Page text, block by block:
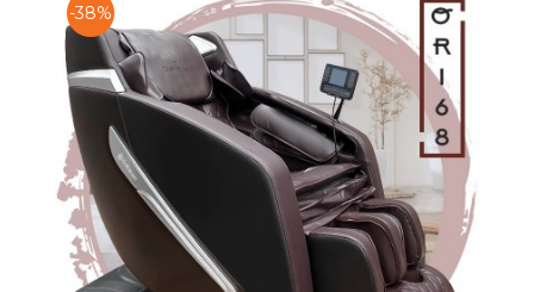
-38%